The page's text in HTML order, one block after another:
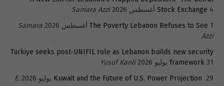
Stock Exchange 4 أغسطس 2026
Samara Azzi
The Poverty Lebanon Refuses to See 1 أغسطس 2026
Samara
Azzi
Türkiye seeks post-UNIFIL role as Lebanon builds new security
framework 31 يوليو 2026
Yusuf Kanli
Kuwait and the Future of U.S. Power Projection 29 يوليو 2026
E.